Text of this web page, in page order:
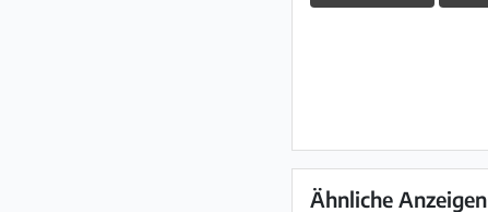
Ähnliche Anzeigen